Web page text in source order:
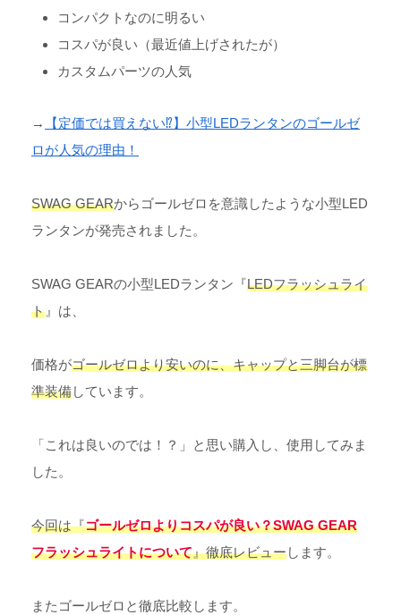
コンパクトなのに明るい
コスパが良い（最近値上げされたが）
カスタムパーツの人気
→
【定価では買えない⁉︎】小型LEDランタンのゴールゼ
ロが人気の理由！
SWAG GEARからゴールゼロを意識したような小型LED
ランタンが発売されました。
SWAG GEARの小型LEDランタン『LEDフラッシュライ
ト 』は、
価格がゴールゼロより安いのに、キャップと三脚台が標
準装備しています。
「これは良いのでは！？」と思い購入し、使用してみま
した。
今回は『ゴールゼロよりコスパが良い？SWAG GEAR
フラッシュライトについて』徹底レビューします。
またゴールゼロと徹底比較します。